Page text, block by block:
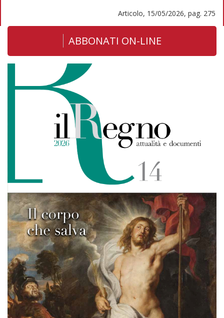
Articolo, 15/05/2026, pag. 275
ABBONATI ON-LINE